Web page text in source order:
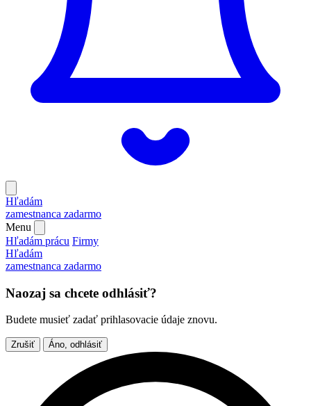
Hľadám
zamestnanca zadarmo
Menu
Hľadám prácu Firmy
Hľadám
zamestnanca zadarmo
Naozaj sa chcete odhlásiť?
Budete musieť zadať prihlasovacie údaje znovu.
Zrušiť Áno, odhlásiť